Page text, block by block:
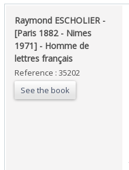
‎Raymond ESCHOLIER -
[Paris 1882 - Nimes
1971] - Homme de
lettres français‎
Reference : 35202
See the book